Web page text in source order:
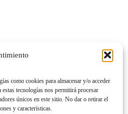
como cookies para almacenar y/o acceder
tecnologías nos permitirá procesar
únicos en este sitio. No dar o retirar el
y características.